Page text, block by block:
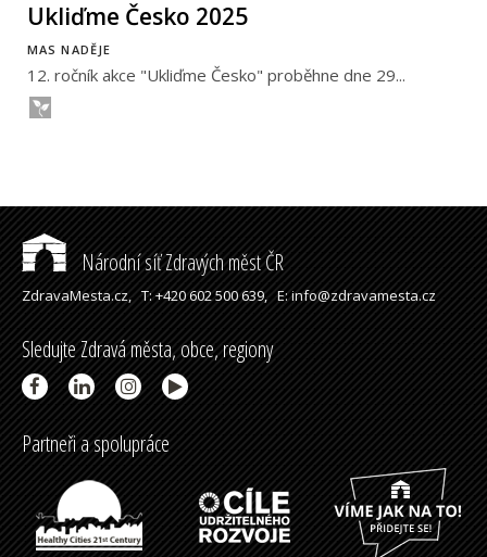
Ukliďme Česko 2025
MAS NADĚJE
12. ročník akce "Ukliďme Česko" proběhne dne 29...
Národní síť Zdravých měst ČR
ZdravaMesta.cz,T: +420 602 500 639,E: info@zdravamesta.cz
Sledujte Zdravá města, obce, regiony
Partneři a spolupráce